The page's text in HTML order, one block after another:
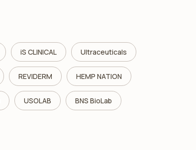
iS CLINICAL Ultraceuticals
REVIDERM HEMP NATION
USOLAB BNS BioLab